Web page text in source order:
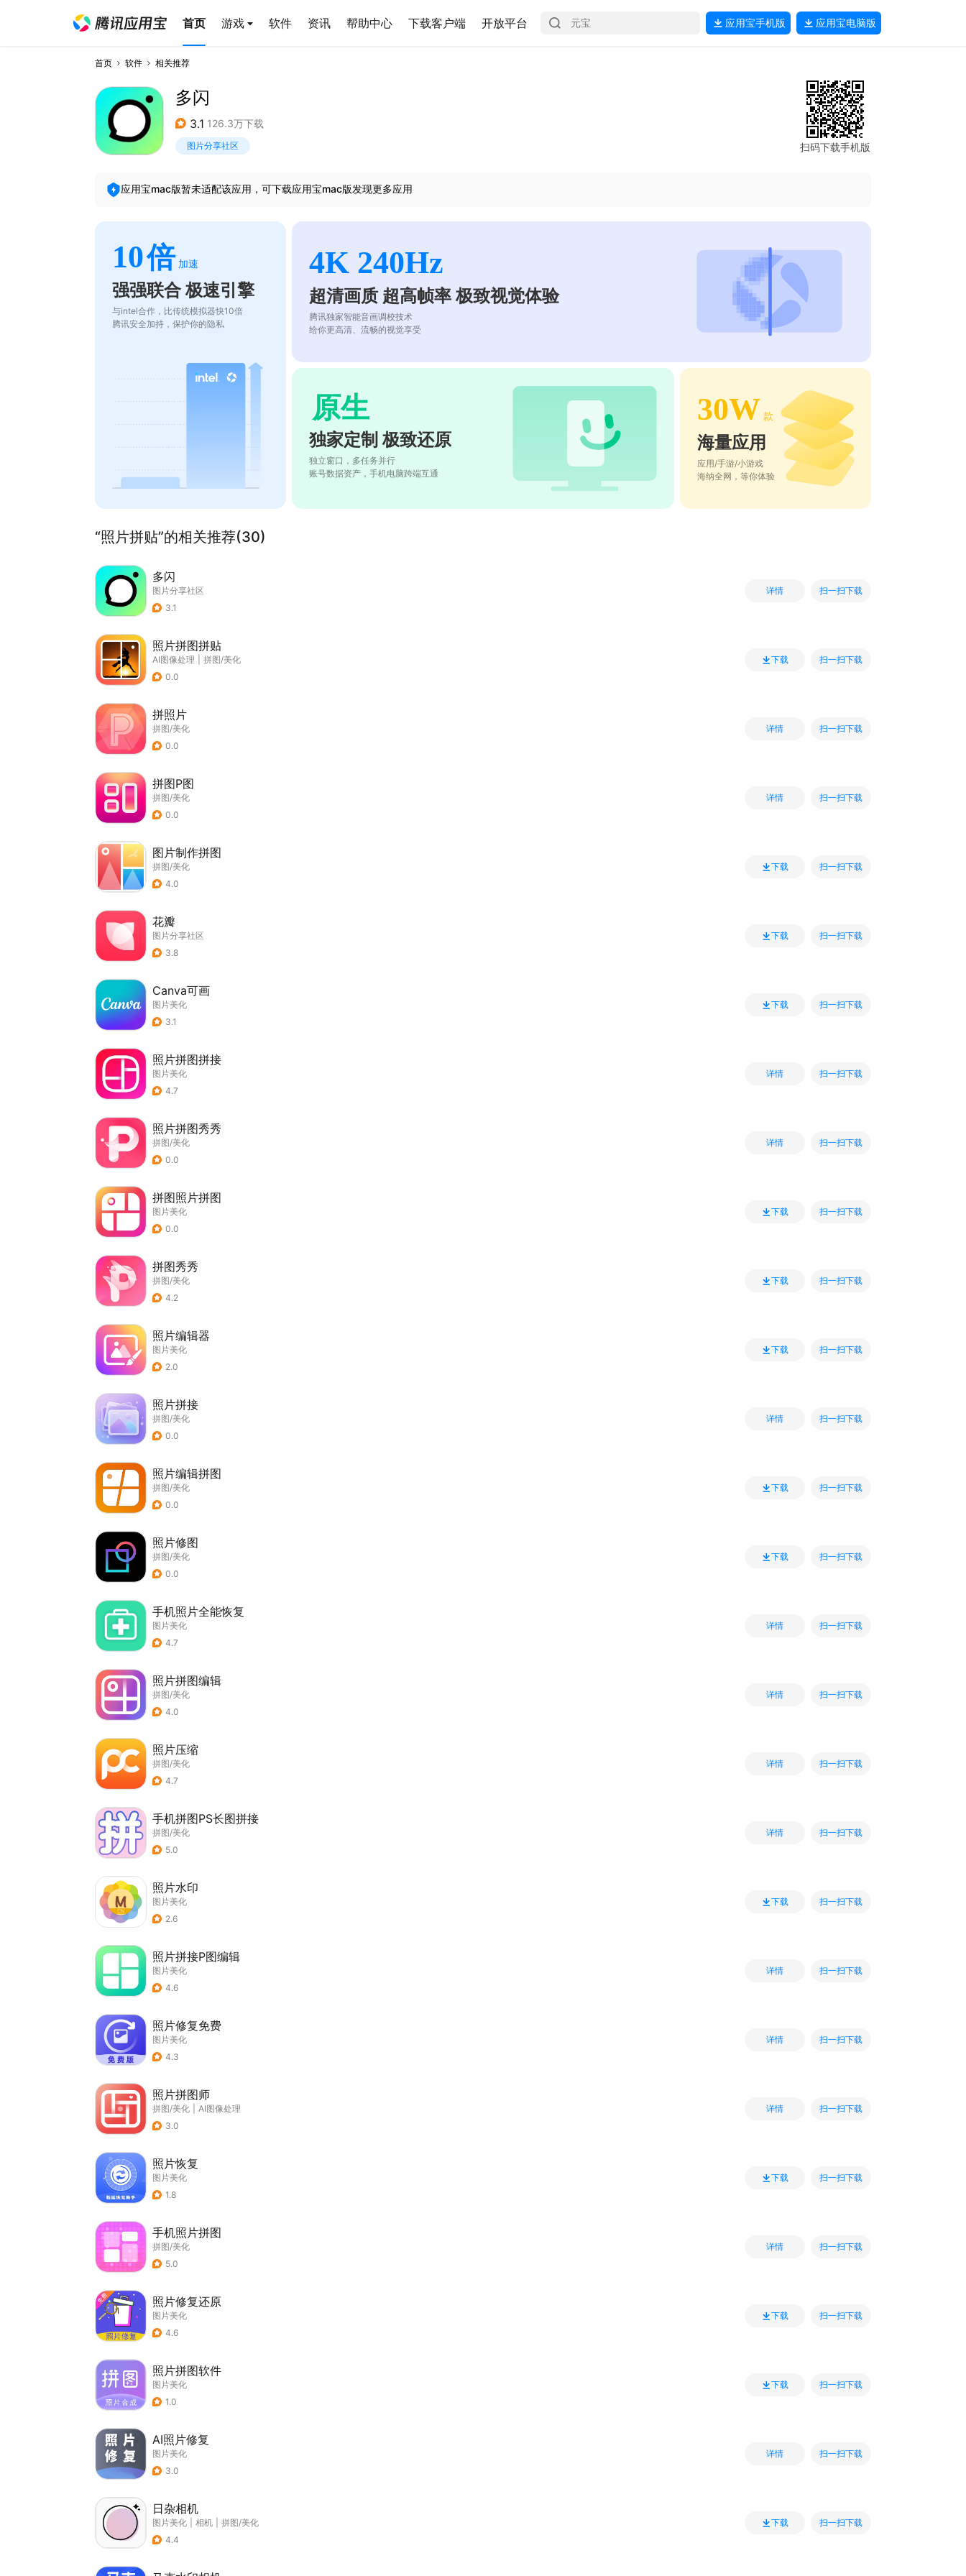
首页 游戏 软件 资讯 帮助中心 下载客户端 开放平台 应用宝手机版 应用宝电脑版
首页 软件 相关推荐
多闪
3.1 126.3万下载
图片分享社区 扫码下载手机版
应用宝mac版暂未适配该应用，可下载应用宝mac版发现更多应用
10倍 加速
强强联合 极速引擎
与intel合作，比传统模拟器快10倍
腾讯安全加持，保护你的隐私
4K 240Hz
超清画质 超高帧率 极致视觉体验
腾讯独家智能音画调校技术
给你更高清、流畅的视觉享受
原生
独家定制 极致还原
独立窗口，多任务并行
账号数据资产，手机电脑跨端互通
30W 款
海量应用
应用/手游/小游戏
海纳全网，等你体验
“照片拼贴”的相关推荐(30)
多闪
图片分享社区
3.1
详情 扫一扫下载
照片拼图拼贴
AI图像处理
拼图/美化
0.0
下载 扫一扫下载
拼照片
拼图/美化
0.0
详情 扫一扫下载
拼图P图
拼图/美化
0.0
详情 扫一扫下载
图片制作拼图
拼图/美化
4.0
下载 扫一扫下载
花瓣
图片分享社区
3.8
下载 扫一扫下载
Canva可画
图片美化
3.1
下载 扫一扫下载
照片拼图拼接
图片美化
4.7
详情 扫一扫下载
照片拼图秀秀
拼图/美化
0.0
详情 扫一扫下载
拼图照片拼图
图片美化
0.0
下载 扫一扫下载
拼图秀秀
拼图/美化
4.2
下载 扫一扫下载
照片编辑器
图片美化
2.0
下载 扫一扫下载
照片拼接
拼图/美化
0.0
详情 扫一扫下载
照片编辑拼图
拼图/美化
0.0
下载 扫一扫下载
照片修图
拼图/美化
0.0
下载 扫一扫下载
手机照片全能恢复
图片美化
4.7
详情 扫一扫下载
照片拼图编辑
拼图/美化
4.0
详情 扫一扫下载
照片压缩
拼图/美化
4.7
详情 扫一扫下载
手机拼图PS长图拼接
拼图/美化
5.0
详情 扫一扫下载
照片水印
图片美化
2.6
下载 扫一扫下载
照片拼接P图编辑
图片美化
4.6
详情 扫一扫下载
照片修复免费
图片美化
4.3
详情 扫一扫下载
照片拼图师
拼图/美化
AI图像处理
3.0
详情 扫一扫下载
照片恢复
图片美化
1.8
下载 扫一扫下载
手机照片拼图
拼图/美化
5.0
详情 扫一扫下载
照片修复还原
图片美化
4.6
下载 扫一扫下载
照片拼图软件
图片美化
1.0
下载 扫一扫下载
AI照片修复
图片美化
3.0
详情 扫一扫下载
日杂相机
图片美化 相机
拼图/美化
4.4
下载 扫一扫下载